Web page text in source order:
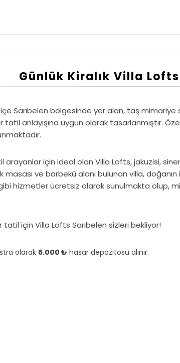
Günlük Kiralık Villa
Sarıbelen bölgesinde yer alan, taş mimariye
anlayışına uygun olarak tasarlanmıştır.
için ideal olan Villa Lofts, jakuzisi,
ve barbekü alanı bulunan villa,
hizmetler ücretsiz olarak sunulmakta olup,
için Villa Lofts Sarıbelen sizleri bekliyor!
olarak 5.000 ₺ hasar depozitosu alınır.